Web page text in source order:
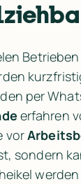
per
erfahren
vor
sondern